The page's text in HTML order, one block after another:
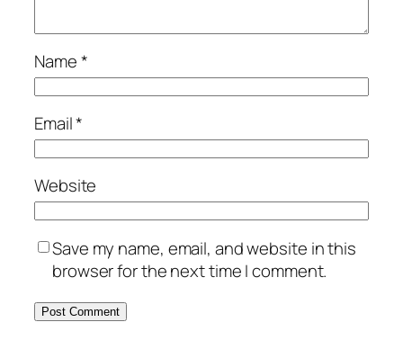
Name*
Email*
Website
Save my name, email, and website in this
browser for the next time I comment.